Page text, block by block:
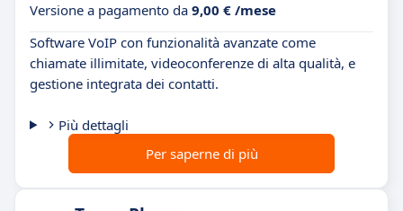
Versione a pagamento da 9,00 € /mese
Software VoIP con funzionalità avanzate come
chiamate illimitate, videoconferenze di alta qualità, e
gestione integrata dei contatti.
Più dettagli
Per saperne di più